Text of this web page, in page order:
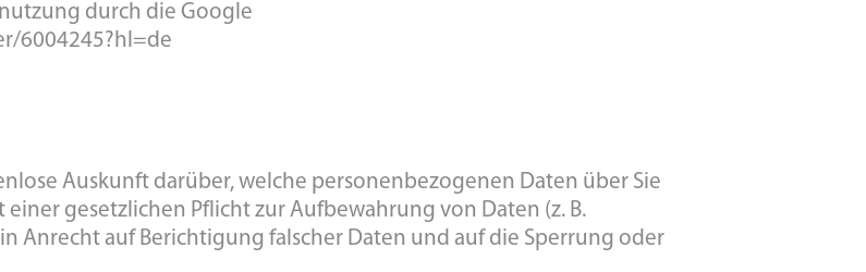
durch die Google
6004245?hl=de
Auskunft darüber, welche personenbezogenen Daten über Sie
gesetzlichen Pflicht zur Aufbewahrung von Daten (z. B.
Anrecht auf Berichtigung falscher Daten und auf die Sperrung oder